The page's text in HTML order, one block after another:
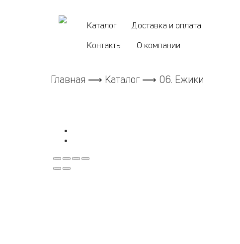
Каталог
Доставка и оплата
Контакты
О компании
Главная ⟶ Каталог ⟶ 06. Ежики